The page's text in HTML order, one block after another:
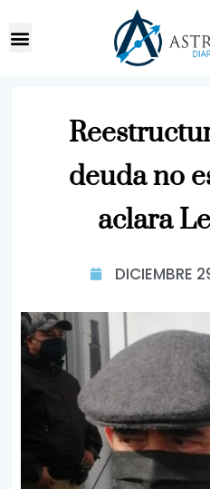
deuda no
aclara
DICIEMBRE